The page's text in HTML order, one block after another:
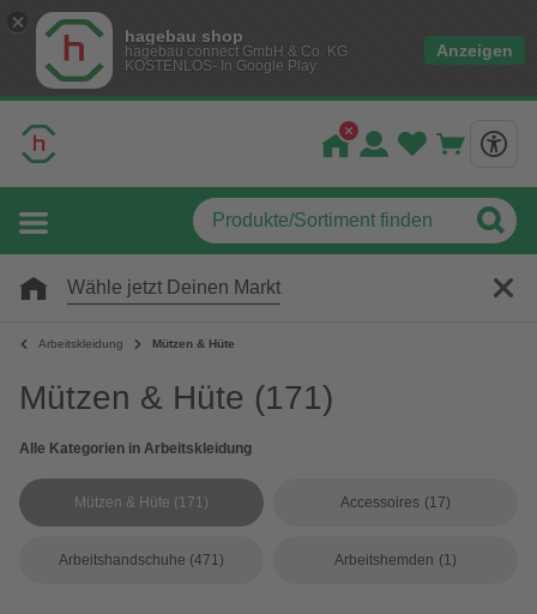
hagebau shop
hagebau connect GmbH & Co. KG
KOSTENLOS- In Google Play
Anzeigen
Wähle jetzt Deinen Markt
Arbeitskleidung Mützen & Hüte
Mützen & Hüte (171)
Alle Kategorien in Arbeitskleidung
Mützen & Hüte (171) Accessoires (17)
Arbeitshandschuhe (471) Arbeitshemden (1)